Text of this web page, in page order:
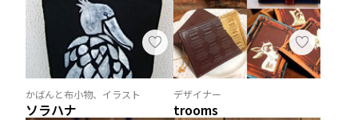
かばんと布小物、イラスト
ソラハナ
デザイナー
trooms